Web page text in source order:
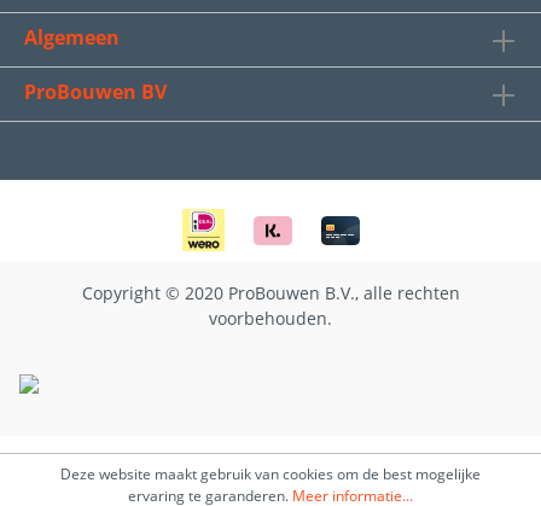
Algemeen
ProBouwen BV
Copyright © 2020 ProBouwen B.V., alle rechten
voorbehouden.
Deze website maakt gebruik van cookies om de best mogelijke
ervaring te garanderen. Meer informatie...